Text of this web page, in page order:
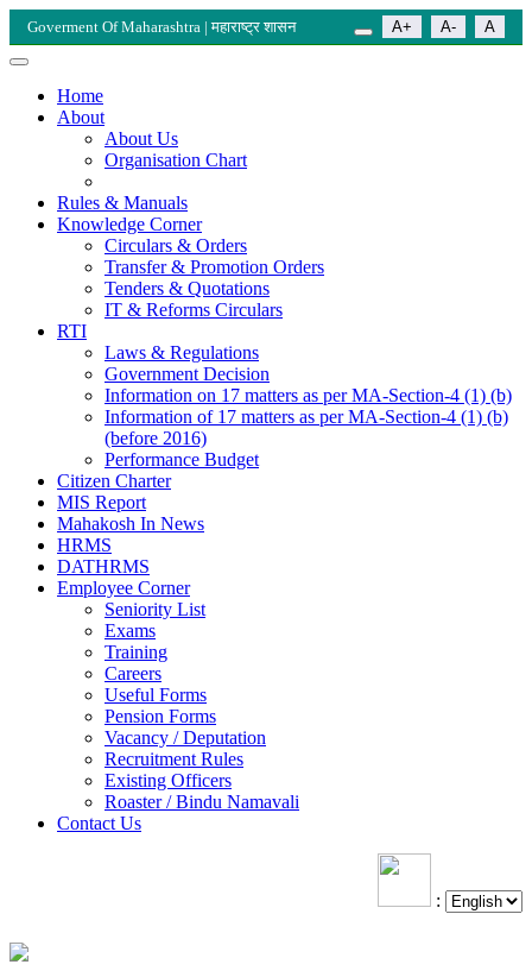
Goverment Of Maharashtra | महाराष्ट्र शासन A+ A- A
Home
About
About Us
Organisation Chart
Rules & Manuals
Knowledge Corner
Circulars & Orders
Transfer & Promotion Orders
Tenders & Quotations
IT & Reforms Circulars
RTI
Laws & Regulations
Government Decision
Information on 17 matters as per MA-Section-4 (1) (b)
Information of 17 matters as per MA-Section-4 (1) (b)
(before 2016)
Performance Budget
Citizen Charter
MIS Report
Mahakosh In News
HRMS
DATHRMS
Employee Corner
Seniority List
Exams
Training
Careers
Useful Forms
Pension Forms
Vacancy / Deputation
Recruitment Rules
Existing Officers
Roaster / Bindu Namavali
Contact Us
: